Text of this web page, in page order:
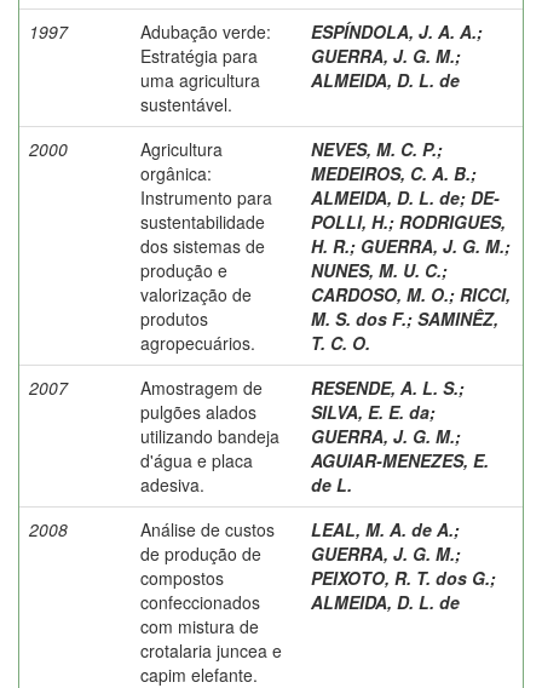
1997
Adubação verde:
Estratégia para
uma agricultura
sustentável.
ESPÍNDOLA, J. A. A.;
GUERRA, J. G. M.;
ALMEIDA, D. L. de
2000
Agricultura
orgânica:
Instrumento para
sustentabilidade
dos sistemas de
produção e
valorização de
produtos
agropecuários.
NEVES, M. C. P.;
MEDEIROS, C. A. B.;
ALMEIDA, D. L. de; DE-
POLLI, H.; RODRIGUES,
H. R.; GUERRA, J. G. M.;
NUNES, M. U. C.;
CARDOSO, M. O.; RICCI,
M. S. dos F.; SAMINÊZ,
T. C. O.
2007
Amostragem de
pulgões alados
utilizando bandeja
d'água e placa
adesiva.
RESENDE, A. L. S.;
SILVA, E. E. da;
GUERRA, J. G. M.;
AGUIAR-MENEZES, E.
de L.
2008
Análise de custos
de produção de
compostos
confeccionados
com mistura de
crotalaria juncea e
capim elefante.
LEAL, M. A. de A.;
GUERRA, J. G. M.;
PEIXOTO, R. T. dos G.;
ALMEIDA, D. L. de